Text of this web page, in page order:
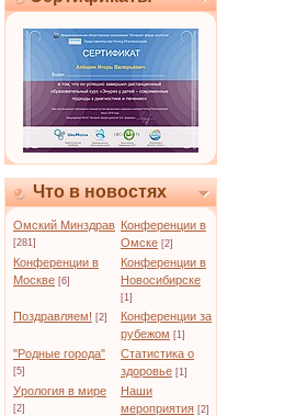
Что в новостях
Омский Минздрав
[281]
Конференции в
Омске [2]
Конференции в
Москве [6]
Конференции в
Новосибирске
[1]
Поздравляем! [2]
Конференции за
рубежом [1]
"Родные города"
[5]
Статистика о
здоровье [1]
Урология в мире
[2]
Наши
мероприятия [2]